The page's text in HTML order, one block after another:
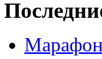
Марафон